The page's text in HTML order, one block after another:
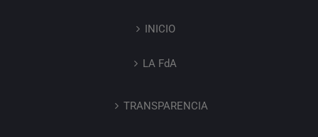
INICIO
LA FdA
TRANSPARENCIA